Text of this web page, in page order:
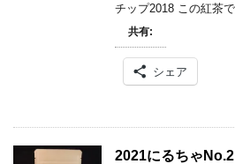
チップ2018 この紅茶
共有:
シェア
2021にるちゃ